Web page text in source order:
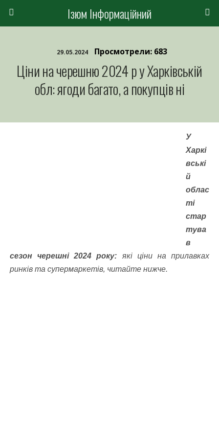
Ізюм Інформаційний
29.05.2024 Просмотрели: 683
Ціни на черешню 2024 р у Харківській
обл: ягоди багато, а покупців ні
У
Харкі
вські
й
облас
ті
стар
тува
в
сезон черешні 2024 року: які ціни на прилавках
ринків та супермаркетів, читайте нижче.